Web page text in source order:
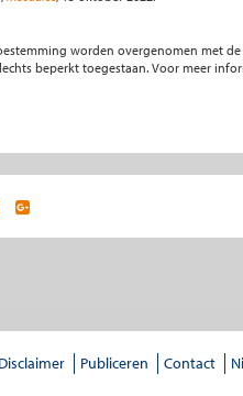
worden overgenomen met
beperkt toegestaan. Voor meer
Disclaimer Publiceren Contact